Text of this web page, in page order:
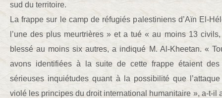
sud du territoire.
La frappe sur le camp de réfugiés palestiniens d’Aïn El-
l’une des plus meurtrières » et a tué « au moins 13
blessé au moins six autres, a indiqué M. Al-Kheetan. «
avons identifiées à la suite de cette frappe étaient
sérieuses inquiétudes quant à la possibilité que
violé les principes du droit international humanitaire », a-t-il